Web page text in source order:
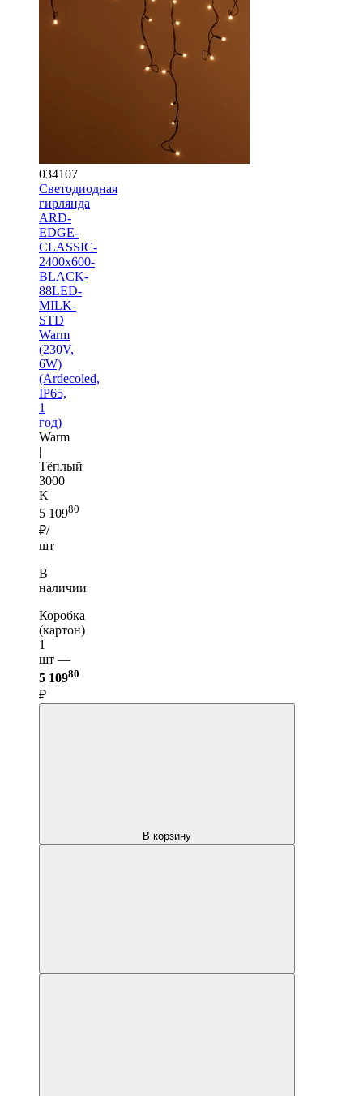
034107
Светодиодная
гирлянда
ARD-
EDGE-
CLASSIC-
2400x600-
BLACK-
88LED-
MILK-
STD
Warm
(230V,
6W)
(Ardecoled,
IP65,
1
год)
Warm
|
Тёплый
3000
K
5 10980
₽/
шт
В
наличии
Коробка
(картон)
1
шт —
5 10980
₽
В корзину